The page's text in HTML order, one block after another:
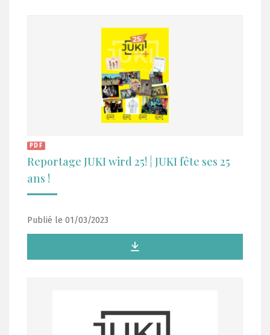
PDF
Reportage JUKI wird 25! ¦ JUKI fête ses 25
ans !
Publié le 01/03/2023